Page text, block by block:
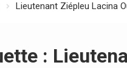
Lieutenant Ziépleu Lacina
: